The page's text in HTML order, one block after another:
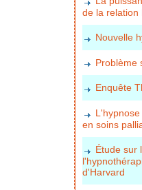
de la relation
Nouvelle
Problème
Enquête
en soins
Étude sur
d'Harvard